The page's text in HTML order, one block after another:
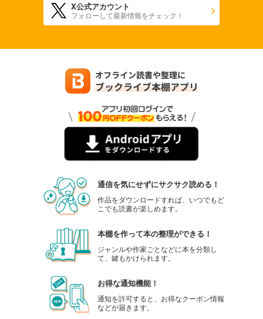
X公式アカウント
フォローして最新情報をチェック！
通信を気にせずにサクサク読める！
作品をダウンロードすれば、いつでもど
こでも読書が楽しめます。
本棚を作って本の整理ができる！
ジャンルや作家ごとなどに本を分類し
て、鍵もかけられます。
お得な通知機能！
通知を許可すると、お得なクーポン情報
などが届きます。